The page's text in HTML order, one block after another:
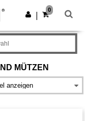
App holen
0
MÜTZEN